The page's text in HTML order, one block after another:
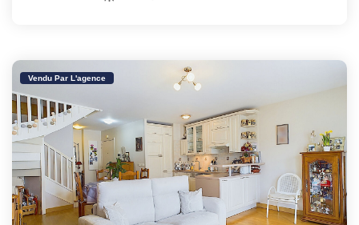
Vendu Par L'agence